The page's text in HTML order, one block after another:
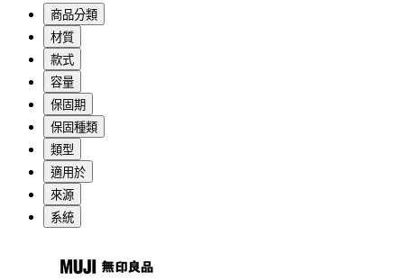
商品分類
材質
款式
容量
保固期
保固種類
類型
適用於
來源
系統